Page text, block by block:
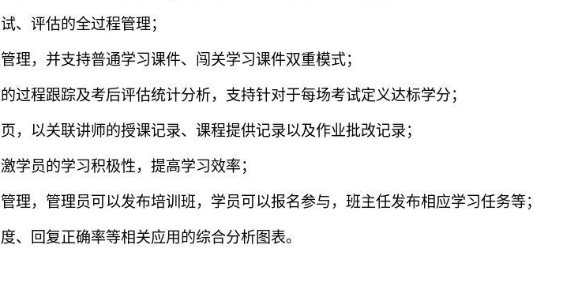
、评估的全过程管理；
理，并支持普通学习课件、闯关学习课件双重模式；
过程跟踪及考后评估统计分析，支持针对于每场考试定义达标学分；
，以关联讲师的授课记录、课程提供记录以及作业批改记录；
学员的学习积极性，提高学习效率；
理，管理员可以发布培训班，学员可以报名参与，班主任发布相应学习任务等；
、回复正确率等相关应用的综合分析图表。